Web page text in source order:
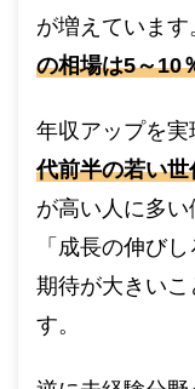
が増えています
の相場は5～10
年収アップを実
代前半の若い世
が高い人に多
「成長の伸び
期待が大きいこ
す。